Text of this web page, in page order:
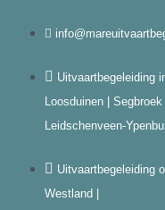
Uitvaartbegeleiding
Loosduinen |
Leidschenveen-
Uitvaartbegeleiding
Westland |